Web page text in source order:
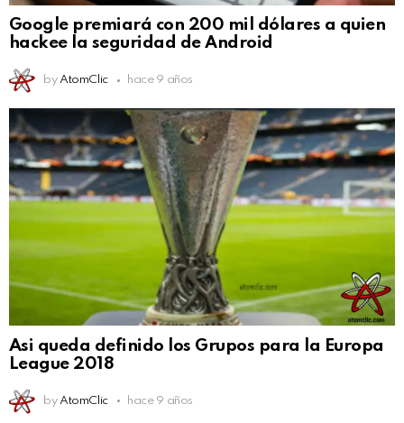
Google premiará con 200 mil dólares a quien
hackee la seguridad de Android
by AtomClic hace 9 años
Asi queda definido los Grupos para la Europa
League 2018
by AtomClic hace 9 años